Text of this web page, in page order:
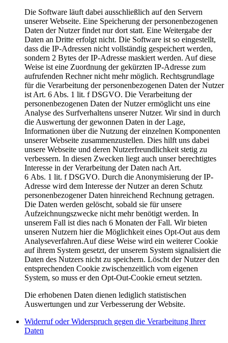
Die Software läuft dabei ausschließlich auf den Servern
unserer Webseite. Eine Speicherung der personenbezogenen
Daten der Nutzer findet nur dort statt. Eine Weitergabe der
Daten an Dritte erfolgt nicht. Die Software ist so eingestellt,
dass die IP-Adressen nicht vollständig gespeichert werden,
sondern 2 Bytes der IP-Adresse maskiert werden. Auf diese
Weise ist eine Zuordnung der gekürzten IP-Adresse zum
aufrufenden Rechner nicht mehr möglich. Rechtsgrundlage
für die Verarbeitung der personenbezogenen Daten der Nutzer
ist Art. 6 Abs. 1 lit. f DSGVO. Die Verarbeitung der
personenbezogenen Daten der Nutzer ermöglicht uns eine
Analyse des Surfverhaltens unserer Nutzer. Wir sind in durch
die Auswertung der gewonnen Daten in der Lage,
Informationen über die Nutzung der einzelnen Komponenten
unserer Webseite zusammenzustellen. Dies hilft uns dabei
unsere Webseite und deren Nutzerfreundlichkeit stetig zu
verbessern. In diesen Zwecken liegt auch unser berechtigtes
Interesse in der Verarbeitung der Daten nach Art.
6 Abs. 1 lit. f DSGVO. Durch die Anonymisierung der IP-
Adresse wird dem Interesse der Nutzer an deren Schutz
personenbezogener Daten hinreichend Rechnung getragen.
Die Daten werden gelöscht, sobald sie für unsere
Aufzeichnungszwecke nicht mehr benötigt werden. In
unserem Fall ist dies nach 6 Monaten der Fall. Wir bieten
unseren Nutzern hier die Möglichkeit eines Opt-Out aus dem
Analyseverfahren.Auf diese Weise wird ein weiterer Cookie
auf ihrem System gesetzt, der unserem System signalisiert die
Daten des Nutzers nicht zu speichern. Löscht der Nutzer den
entsprechenden Cookie zwischenzeitlich vom eigenen
System, so muss er den Opt-Out-Cookie erneut setzten.
Die erhobenen Daten dienen lediglich statistischen
Auswertungen und zur Verbesserung der Website.
Widerruf oder Widerspruch gegen die Verarbeitung Ihrer
Daten